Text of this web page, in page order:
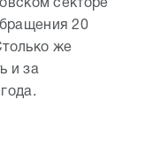
секторе
20
же
и за